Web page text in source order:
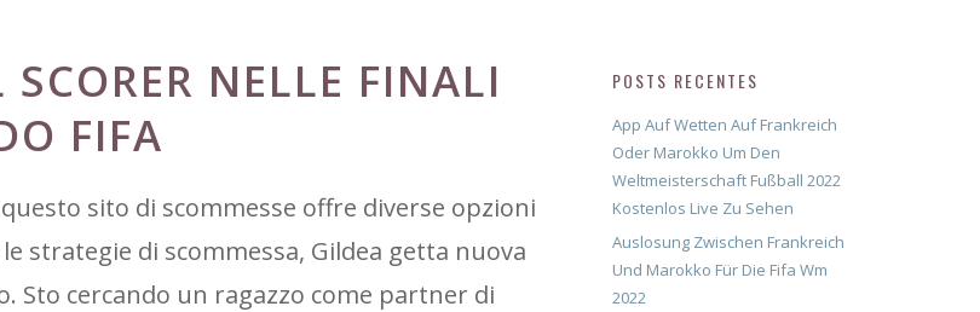
NELLE FINALI
FIFA
sito di scommesse offre diverse opzioni
strategie di scommessa, Gildea getta nuova
Sto cercando un ragazzo come partner di
POSTS RECENTES
App Auf Wetten Auf Frankreich
Oder Marokko Um Den
Weltmeisterschaft Fußball 2022
Kostenlos Live Zu Sehen
Auslosung Zwischen Frankreich
Und Marokko Für Die Fifa Wm
2022